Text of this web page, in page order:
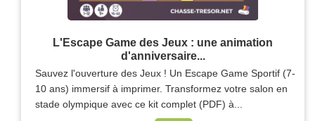
L'Escape Game des Jeux : une animation
d'anniversaire...
Sauvez l'ouverture des Jeux ! Un Escape Game Sportif (7-
10 ans) immersif à imprimer. Transformez votre salon en
stade olympique avec ce kit complet (PDF) à...